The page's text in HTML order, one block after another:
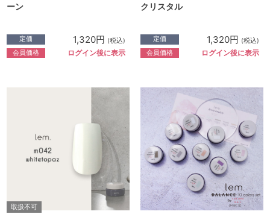
ーン
定価 1,320円 (税込)
会員価格 ログイン後に表示
クリスタル
定価 1,320円 (税込)
会員価格 ログイン後に表示
取扱不可